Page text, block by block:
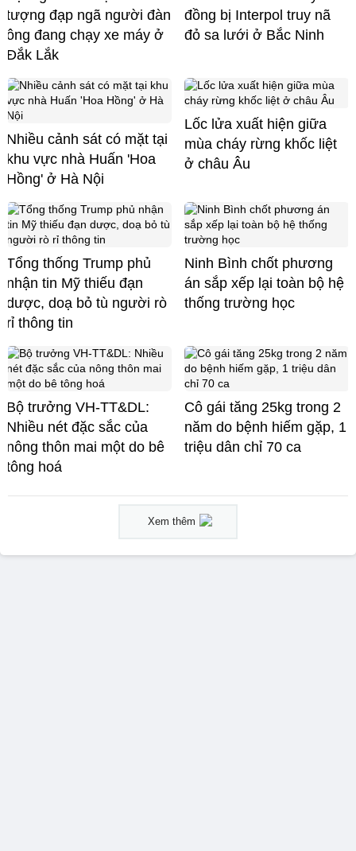
tượng đạp ngã người đàn
ông đang chạy xe máy ở
Đắk Lắk
đồng bị Interpol truy nã
đỏ sa lưới ở Bắc Ninh
Nhiều cảnh sát có mặt tại
khu vực nhà Huấn 'Hoa
Hồng' ở Hà Nội
Lốc lửa xuất hiện giữa
mùa cháy rừng khốc liệt
ở châu Âu
Tổng thống Trump phủ
nhận tin Mỹ thiếu đạn
dược, doạ bỏ tù người rò
rỉ thông tin
Ninh Bình chốt phương
án sắp xếp lại toàn bộ hệ
thống trường học
Bộ trưởng VH-TT&DL:
Nhiều nét đặc sắc của
nông thôn mai một do bê
tông hoá
Cô gái tăng 25kg trong 2
năm do bệnh hiếm gặp, 1
triệu dân chỉ 70 ca
Xem thêm